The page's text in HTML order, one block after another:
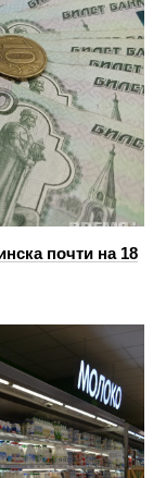
почти на 18